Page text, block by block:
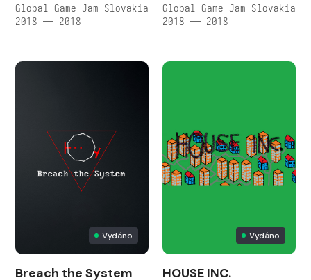
Global Game Jam Slovakia
2018 — 2018
Global Game Jam Slovakia
2018 — 2018
Vydáno
Breach the System
Vydáno
HOUSE INC.